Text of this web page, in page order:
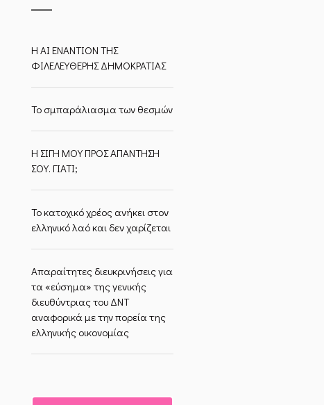
Η ΑΙ ΕΝΑΝΤΙΟΝ ΤΗΣ
ΦΙΛΕΛΕΥΘΕΡΗΣ ΔΗΜΟΚΡΑΤΙΑΣ
Το σμπαράλιασμα των θεσμών
Η ΣΙΓΗ ΜΟΥ ΠΡΟΣ ΑΠΑΝΤΗΣΗ
ΣΟΥ. ΓΙΑΤΙ;
Το κατοχικό χρέος ανήκει στον
ελληνικό λαό και δεν χαρίζεται
Απαραίτητες διευκρινήσεις για
τα «εύσημα» της γενικής
διευθύντριας του ΔΝΤ
αναφορικά με την πορεία της
ελληνικής οικονομίας